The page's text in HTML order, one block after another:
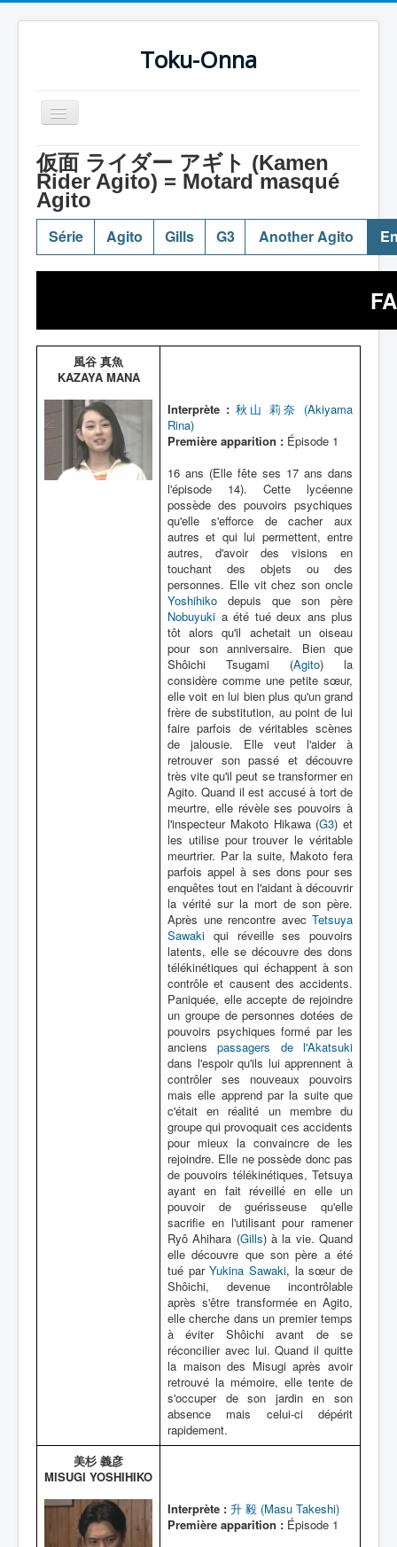
Toku-Onna
Basculer
la
Accueil
Toku-Actrices
Toku-Critiques
Séries
Films
Artiste Asperger
Lexique
仮面 ライダー アギト (Kamen
Rider Agito) = Motard masqué
Agito
Série Agito Gills G3 Another Agito
風谷 真魚
KAZAYA MANA
Interprète : 秋山 莉奈 (Akiyama
Rina)
Première apparition : Épisode 1
16 ans (Elle fête ses 17 ans dans
l'épisode 14). Cette lycéenne
possède des pouvoirs psychiques
qu'elle s'efforce de cacher aux
autres et qui lui permettent, entre
autres, d'avoir des visions en
touchant des objets ou des
personnes. Elle vit chez son oncle
Yoshihiko depuis que son père
Nobuyuki a été tué deux ans plus
tôt alors qu'il achetait un oiseau
pour son anniversaire. Bien que
Shôichi Tsugami (Agito) la
considère comme une petite sœur,
elle voit en lui bien plus qu'un grand
frère de substitution, au point de lui
faire parfois de véritables scènes
de jalousie. Elle veut l'aider à
retrouver son passé et découvre
très vite qu'il peut se transformer en
Agito. Quand il est accusé à tort de
meurtre, elle révèle ses pouvoirs à
l'inspecteur Makoto Hikawa (G3) et
les utilise pour trouver le véritable
meurtrier. Par la suite, Makoto fera
parfois appel à ses dons pour ses
enquêtes tout en l'aidant à découvrir
la vérité sur la mort de son père.
Après une rencontre avec Tetsuya
Sawaki qui réveille ses pouvoirs
latents, elle se découvre des dons
télékinétiques qui échappent à son
contrôle et causent des accidents.
Paniquée, elle accepte de rejoindre
un groupe de personnes dotées de
pouvoirs psychiques formé par les
ancienspassagers de l'Akatsuki
dans l'espoir qu'ils lui apprennent à
contrôler ses nouveaux pouvoirs
mais elle apprend par la suite que
c'était en réalité un membre du
groupe qui provoquait ces accidents
pour mieux la convaincre de les
rejoindre. Elle ne possède donc pas
de pouvoirs télékinétiques, Tetsuya
ayant en fait réveillé en elle un
pouvoir de guérisseuse qu'elle
sacrifie en l'utilisant pour ramener
Ryô Ahihara (Gills) à la vie. Quand
elle découvre que son père a été
tué parYukina Sawaki, la sœur de
Shôichi, devenue incontrôlable
après s'être transformée en Agito,
elle cherche dans un premier temps
à éviter Shôichi avant de se
réconcilier avec lui. Quand il quitte
la maison des Misugi après avoir
retrouvé la mémoire, elle tente de
s'occuper de son jardin en son
absence mais celui-ci dépérit
rapidement.
美杉 義彦
MISUGI YOSHIHIKO
Interprète : 升 毅 (Masu Takeshi)
Première apparition : Épisode 1